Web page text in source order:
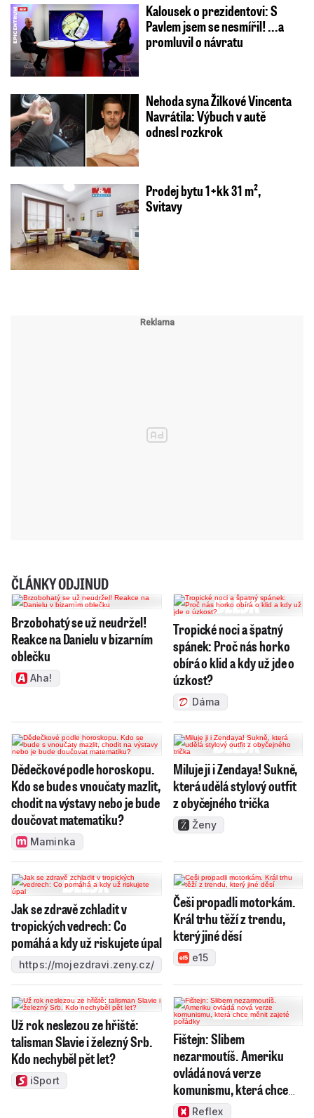
Kalousek o prezidentovi: S
Pavlem jsem se nesmířil! ...a
promluvil o návratu
Nehoda syna Žilkové Vincenta
Navrátila: Výbuch v autě
odnesl rozkrok
Prodej bytu 1+kk 31 m²,
Svitavy
ČLÁNKY ODJINUD
Brzobohatý se už neudržel!
Reakce na Danielu v bizarním
oblečku
Aha!
Tropické noci a špatný
spánek: Proč nás horko
obírá o klid a kdy už jde o
úzkost?
Dáma
Dědečkové podle horoskopu.
Kdo se bude s vnoučaty mazlit,
chodit na výstavy nebo je bude
doučovat matematiku?
Maminka
Miluje ji i Zendaya! Sukně,
která udělá stylový outfit
z obyčejného trička
Ženy
Jak se zdravě zchladit v
tropických vedrech: Co
pomáhá a kdy už riskujete úpal
https://mojezdravi.zeny.cz/
Češi propadli motorkám.
Král trhu těží z trendu,
který jiné děsí
e15
Už rok neslezou ze hřiště:
talisman Slavie i železný Srb.
Kdo nechyběl pět let?
iSport
Fištejn: Slibem
nezarmoutíš. Ameriku
ovládá nová verze
komunismu, která chce
měnit zajeté pořádky
Reflex